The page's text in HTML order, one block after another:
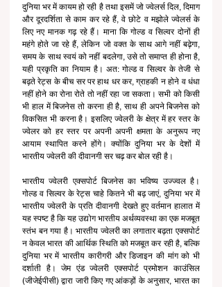
दुनिया भर में कायम हो रही है तथा इसमें जो ज्वेलर्स दिल, दिमाग
और दूरदर्शिता से काम कर रहे हैं, वे छोटे व मझोले ज्वेलर्स के
लिए नए मानक गढ़ रहे हैं। माना कि गोल्ड व सिल्वर दोनों ही
महंगे होते जा रहे हैं, लेकिन जो वक्त के साथ आगे नहीं बढ़ेगा,
समय के साथ स्वयं को नहीं बदलेगा, उसे तो समाप्त ही होना है,
यही प्रकृति का नियाम है। अत: गोल्ड व सिल्वर के तेजी से
बढ़ते रेट्स के बीच सर पर हाथ धर कर, ग्राहकी न होने व धंधा
नहीं होने का रोना रोते तो नहीं रहा जा सकता। सभी को किसी
भी हाल में बिजनेस तो करना ही है, साथ ही अपने बिजनेस को
विकसित भी करना है। इसलिए ज्वेलरी के क्षेत्र में हर स्तर के
ज्वेलर को हर स्तर पर अपनी अपनी क्षमता के अनुरूप नए
आयाम स्थापित करने होंगे। क्योंकि दुनिया भर के देशों में
भारतीय ज्वेलरी की दीवानगी सर चढ़ कर बोल रही है।
भारतीय ज्वेलरी एक्सपोर्ट बिजनेस का भविष्य उज्ज्वल है।
गोल्ड व सिल्वर के रेट्स चाहे कितने भी बढ़ जाएं, दुनिया भर में
भारतीय ज्वेलरी के प्रति दीवानगी देखते हुए वर्तमान हालात में
यह स्पष्ट है कि यह उद्योग भारतीय अर्थव्यवस्था का एक मजबूत
स्तंभ बन गया है। भारतीय ज्वेलरी का लगातार बढ़ता एक्सपोर्ट
न केवल भारत की आर्थिक स्थिति को मजबूत कर रही है, बल्कि
दुनिया भर में भारतीय कारीगरी और डिजाइन की मांग को भी
दर्शाती है। जेम एंड ज्वेलरी एक्सपोर्ट प्रमोशन काउंसिल
(जीजेईपीसी) द्वारा जारी किए गए आंकड़ों के अनुसार, भारत का